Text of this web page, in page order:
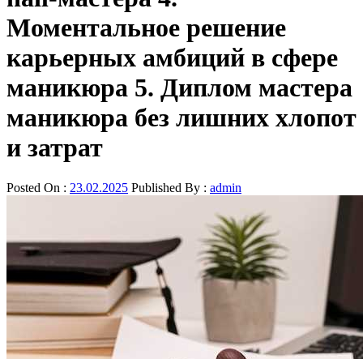
Моментальное решение
карьерных амбиций в сфере
маникюра 5. Диплом мастера
маникюра без лишних хлопот
и затрат
Posted On : 23.02.2025 Published By : admin